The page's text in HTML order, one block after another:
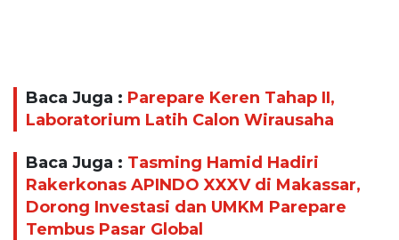
Baca Juga : Parepare Keren Tahap II,
Laboratorium Latih Calon Wirausaha
Baca Juga : Tasming Hamid Hadiri
Rakerkonas APINDO XXXV di Makassar,
Dorong Investasi dan UMKM Parepare
Tembus Pasar Global